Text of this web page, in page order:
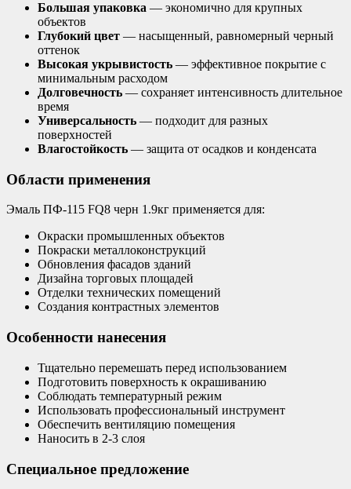
Большая упаковка — экономично для крупных
объектов
Глубокий цвет — насыщенный, равномерный черный
оттенок
Высокая укрывистость — эффективное покрытие с
минимальным расходом
Долговечность — сохраняет интенсивность длительное
время
Универсальность — подходит для разных
поверхностей
Влагостойкость — защита от осадков и конденсата
Области применения
Эмаль ПФ-115 FQ8 черн 1.9кг применяется для:
Окраски промышленных объектов
Покраски металлоконструкций
Обновления фасадов зданий
Дизайна торговых площадей
Отделки технических помещений
Создания контрастных элементов
Особенности нанесения
Тщательно перемешать перед использованием
Подготовить поверхность к окрашиванию
Соблюдать температурный режим
Использовать профессиональный инструмент
Обеспечить вентиляцию помещения
Наносить в 2-3 слоя
Специальное предложение